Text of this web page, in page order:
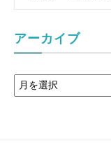
アーカイブ